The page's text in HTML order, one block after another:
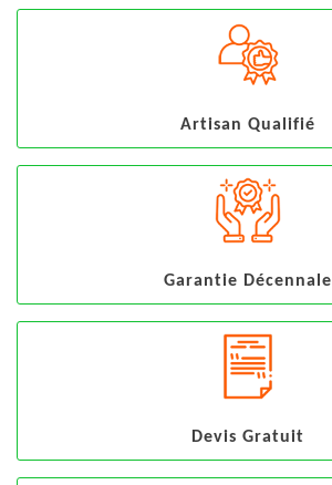
Artisan Qualifié
Garantie Décennale
Devis Gratuit